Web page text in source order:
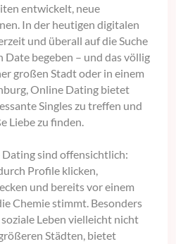
entwickelt, neue
In der heutigen digitalen
und überall auf die Suche
Date begeben – und das völlig
großen Stadt oder in einem
Online Dating bietet
Singles zu treffen und
Liebe zu finden.
sind offensichtlich:
Profile klicken,
und bereits vor einem
Chemie stimmt. Besonders
Leben vielleicht nicht
Städten, bietet